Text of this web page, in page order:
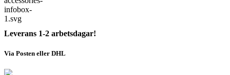
Leverans 1-2 arbetsdagar!
Via Posten eller DHL